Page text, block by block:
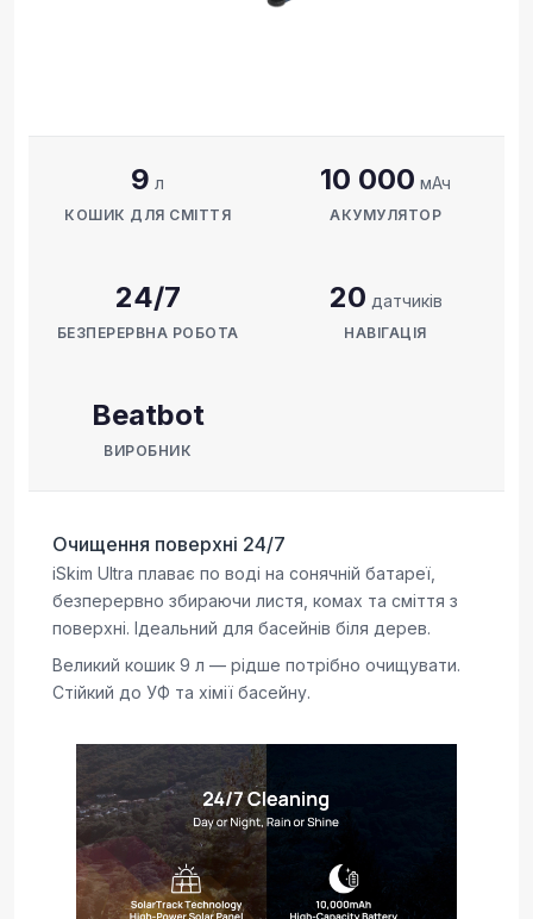
9 л
КОШИК ДЛЯ СМІТТЯ
10 000 мАч
АКУМУЛЯТОР
24/7
БЕЗПЕРЕРВНА РОБОТА
20 датчиків
НАВІГАЦІЯ
Beatbot
ВИРОБНИК
Очищення поверхні 24/7
iSkim Ultra плаває по воді на сонячній батареї,
безперервно збираючи листя, комах та сміття з
поверхні. Ідеальний для басейнів біля дерев.
Великий кошик 9 л — рідше потрібно очищувати.
Стійкий до УФ та хімії басейну.